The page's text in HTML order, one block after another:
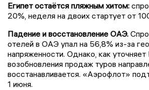
Египет остаётся пляжным хитом:
20%, неделя на двоих стартует от
Падение и восстановление ОАЭ.
отелей в ОАЭ упал на 56,8% из-за
напряженности. Однако, как
возобновления продаж туров
восстанавливается. «Аэрофлот»
1 июня.